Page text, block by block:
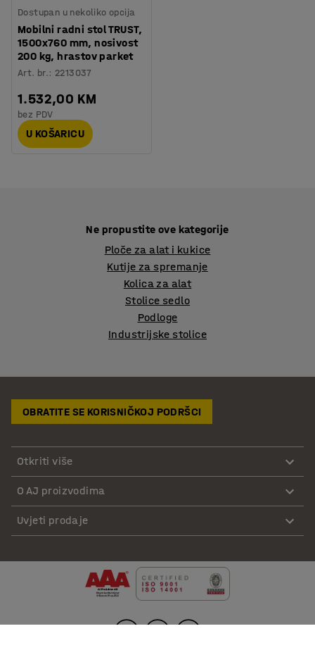
Dostupan u nekoliko opcija
Mobilni radni stol TRUST,
1500x760 mm, nosivost
200 kg, hrastov parket
Art. br.: 2213037
1.532,00 KM
bez PDV
U KOŠARICU
Ne propustite ove kategorije
Ploče za alat i kukice
Kutije za spremanje
Kolica za alat
Stolice sedlo
Podloge
Industrijske stolice
OBRATITE SE KORISNIČKOJ PODRŠCI
Otkriti više
O AJ proizvodima
Uvjeti prodaje